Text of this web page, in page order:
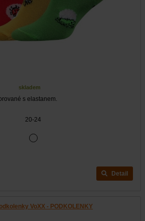
skladem
s elastanem.
20-24
Detail
VoXX - PODKOLENKY